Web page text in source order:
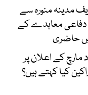
مدینہ منورہ سے
دفاعی معاہدے کے
حاضری
مارچ کے اعلان پر
کیا کہتے ہیں؟